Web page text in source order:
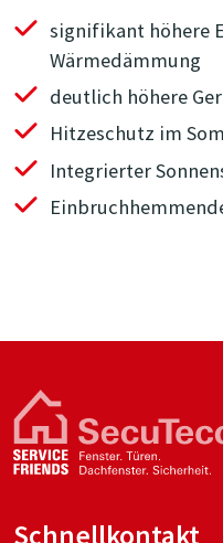
signifikant höhere
Wärmedämmung
deutlich höhere
Hitzeschutz im
Integrierter
Schnellkontakt